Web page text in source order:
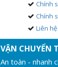
Chính
Chính
Liên hệ
VẬN CHUYỂN
An toàn - nhanh